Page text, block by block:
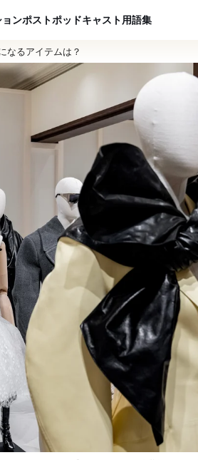
ョンポストポッドキャスト用語集
なるアイテムは？